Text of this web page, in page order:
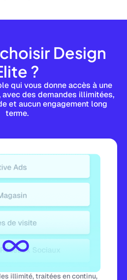
Design
?
qui vous donne accès à une
des demandes illimitées,
et aucun engagement long
terme.
illimité, traitées en continu,